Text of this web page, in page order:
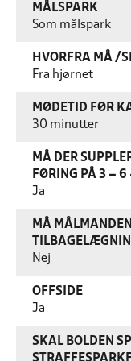
MÅLSPARK
Som målspark
HVORFRA MÅ /
Fra hjørnet
MØDETID FØR
30 minutter
MÅ DER
FØRING PÅ 3 – 6
Ja
MÅ
Nej
OFFSIDE
Ja
SKAL BOLDEN